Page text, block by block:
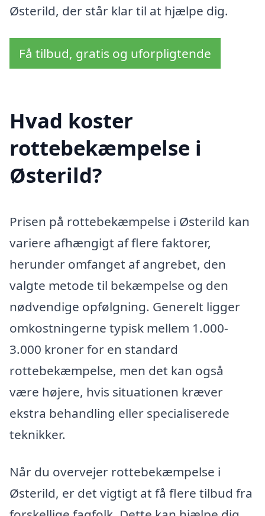
Østerild, der står klar til at hjælpe dig.
Få tilbud, gratis og uforpligtende
Hvad koster
rottebekæmpelse i
Østerild?
Prisen på rottebekæmpelse i Østerild kan
variere afhængigt af flere faktorer,
herunder omfanget af angrebet, den
valgte metode til bekæmpelse og den
nødvendige opfølgning. Generelt ligger
omkostningerne typisk mellem 1.000-
3.000 kroner for en standard
rottebekæmpelse, men det kan også
være højere, hvis situationen kræver
ekstra behandling eller specialiserede
teknikker.
Når du overvejer rottebekæmpelse i
Østerild, er det vigtigt at få flere tilbud fra